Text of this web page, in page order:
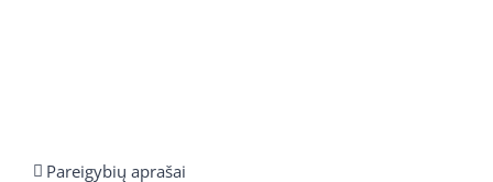
Pareigybių aprašai